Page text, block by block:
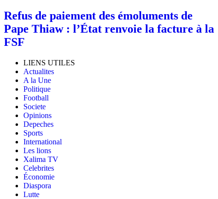
Refus de paiement des émoluments de
Pape Thiaw : l’État renvoie la facture à la
FSF
LIENS UTILES
Actualites
A la Une
Politique
Football
Societe
Opinions
Depeches
Sports
International
Les lions
Xalima TV
Celebrites
Économie
Diaspora
Lutte